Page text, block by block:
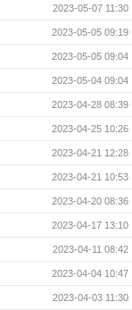
2023-05-07 11:30
2023-05-05 09:19
2023-05-05 09:04
2023-05-04 09:04
2023-04-28 08:39
2023-04-25 10:26
2023-04-21 12:28
2023-04-21 10:53
2023-04-20 08:36
2023-04-17 13:10
2023-04-11 08:42
2023-04-04 10:47
2023-04-03 11:30